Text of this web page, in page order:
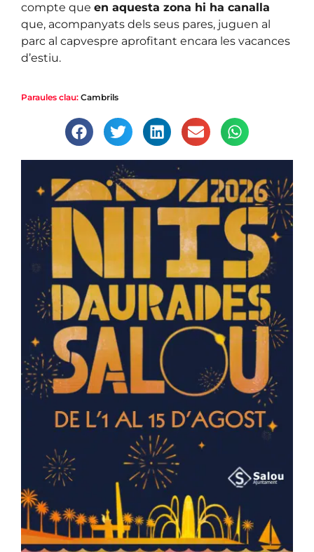
compte que en aquesta zona hi ha canalla
que, acompanyats dels seus pares, juguen al
parc al capvespre aprofitant encara les vacances
d’estiu.
Paraules clau: Cambrils